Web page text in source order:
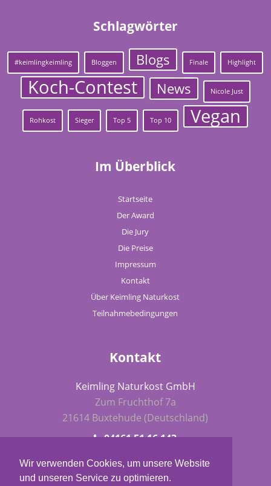
Wir verwenden Cookies, um unsere Website
und unseren Service zu optimieren.
Schlagwörter
#keimlingkeimling Bloggen Blogs Finale Highlight
Koch-Contest News Nicole Just
Rohkost Sieger Top 5 Top 10 Vegan
Im Überblick
Startseite
Der Award
Die Jury
Die Preise
Impressum
Kontakt
Über Keimling Naturkost
Teilnahmebedingungen
Kontakt
Keimling Naturkost GmbH
Zum Fruchthof 7a
21614 Buxtehude (Deutschland)
04161 51 16 143